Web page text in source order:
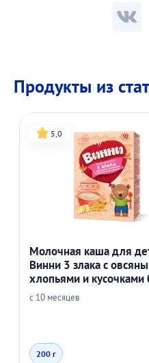
Продукты из
5,0
Молочная каша для
Винни 3 злака с
хлопьями и кусочками
с 10 месяцев
200 г